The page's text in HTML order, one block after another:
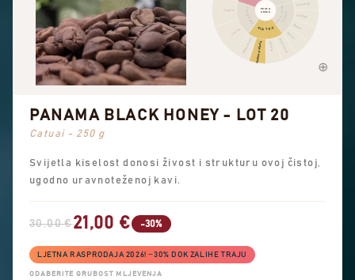
Čokolada
Lješnjak
Badem
Kikiriki
Smeđi šećer
Sveukupna slatkoća
Slatke arome
Crni čaj
ORAŠASTI PLODOVI
SLATKO
CVJETNO PROFIL
OKUSA
PANAMA BLACK HONEY - LOT 20
Catuai - 250 g
Svijetla kiselost donosi živost i strukturu ovoj čistoj,
ugodno uravnoteženoj kavi.
30,00 €21,00 € -30%
LJETNA RASPRODAJA 2026! −30% DOK ZALIHE TRAJU
ODABERITE GRUBOST MLJEVENJA